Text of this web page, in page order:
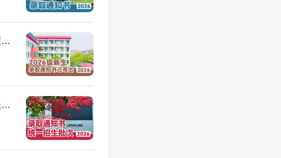
【录取通知书】上海海事大学附属职业技术学校录取通知书已寄出，2026级新生请查收！
【录取通知书】叮！2026级新同学请注意，上海市材料工程学校录取通知书火速派送中！（统一招生批次）